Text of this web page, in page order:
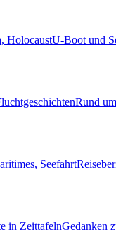
HolocaustU-Boot und
Rund
Seefahrt
in ZeittafelnGedanken